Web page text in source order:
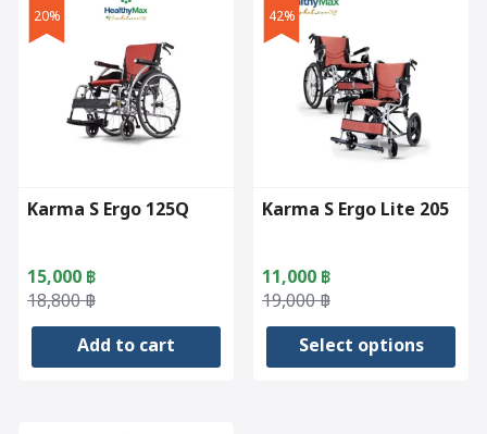
20%
Karma S Ergo 125Q
18,800฿
Original
price
15,000 ฿
Current
price
Add to cart
42%
Karma S Ergo Lite 205
19,000฿
Original
price
11,000 ฿
Current
price
Select options